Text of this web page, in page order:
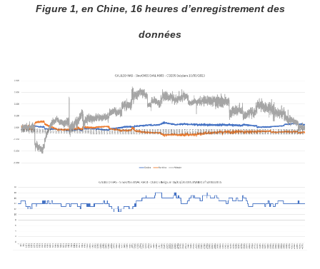
Figure 1, en Chine, 16 heures d’enregistrement des
données